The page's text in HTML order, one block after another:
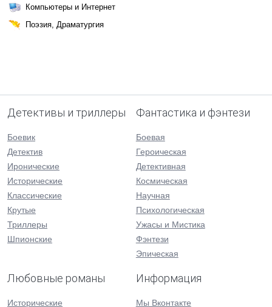
Компьютеры и Интернет
Поэзия, Драматургия
Детективы и триллеры
Боевик
Детектив
Иронические
Исторические
Классические
Крутые
Триллеры
Шпионские
Фантастика и фэнтези
Боевая
Героическая
Детективная
Космическая
Научная
Психологическая
Ужасы и Мистика
Фэнтези
Эпическая
Любовные романы
Исторические
Информация
Мы Вконтакте